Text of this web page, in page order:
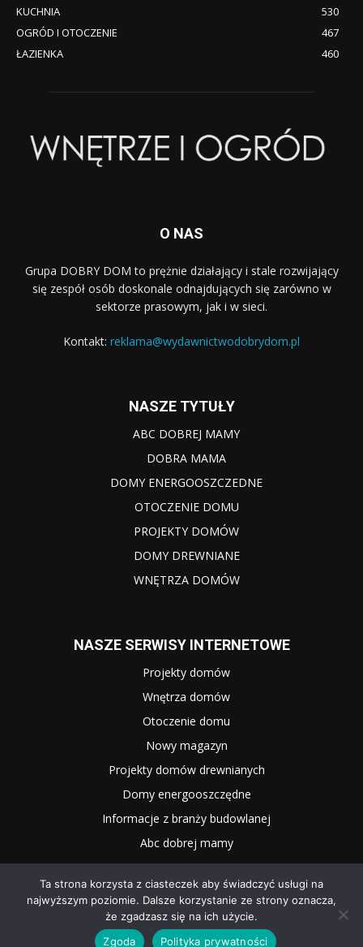
KUCHNIA
530
OGRÓD I OTOCZENIE
467
ŁAZIENKA
460
O NAS
Grupa DOBRY DOM to prężnie działający i stale rozwijający
się zespół osób doskonale odnajdujących się zarówno w
sektorze prasowym, jak i w sieci.
Kontakt: reklama@wydawnictwodobrydom.pl
NASZE TYTUŁY
ABC DOBREJ MAMY
DOBRA MAMA
DOMY ENERGOOSZCZEDNE
OTOCZENIE DOMU
PROJEKTY DOMÓW
DOMY DREWNIANE
WNĘTRZA DOMÓW
NASZE SERWISY INTERNETOWE
Projekty domów
Wnętrza domów
Otoczenie domu
Nowy magazyn
Projekty domów drewnianych
Domy energooszczędne
Informacje z branży budowlanej
Abc dobrej mamy
Ta strona korzysta z ciasteczek aby świadczyć usługi na
najwyższym poziomie. Dalsze korzystanie ze strony oznacza,
że zgadzasz się na ich użycie.
Zgoda
Polityka prywatności